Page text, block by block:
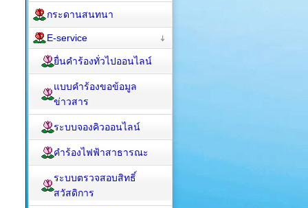
กระดานสนทนา
E-service
ยื่นคำร้องทั่วไปออนไลน์
แบบคำร้องขอข้อมูล
ข่าวสาร
ระบบจองคิวออนไลน์
คำร้องไฟฟ้าสาธารณะ
ระบบตรวจสอบสิทธิ์
สวัสดิการ